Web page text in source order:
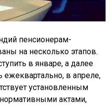
пенсионерам-
на несколько этапов.
в январе, а далее
ежеквартально, в апреле,
установленным
актами,